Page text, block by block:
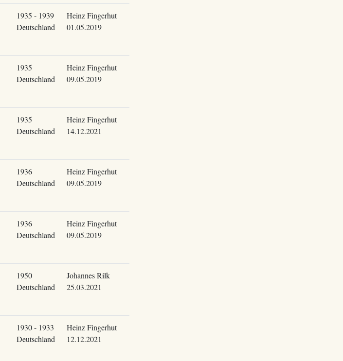
1935 - 1939
Deutschland
Heinz Fingerhut
01.05.2019
1935
Deutschland
Heinz Fingerhut
09.05.2019
1935
Deutschland
Heinz Fingerhut
14.12.2021
1936
Deutschland
Heinz Fingerhut
09.05.2019
1936
Deutschland
Heinz Fingerhut
09.05.2019
1950
Deutschland
Johannes Rilk
25.03.2021
1930 - 1933
Deutschland
Heinz Fingerhut
12.12.2021